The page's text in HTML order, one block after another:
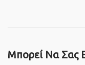
Μπορεί Να Σας